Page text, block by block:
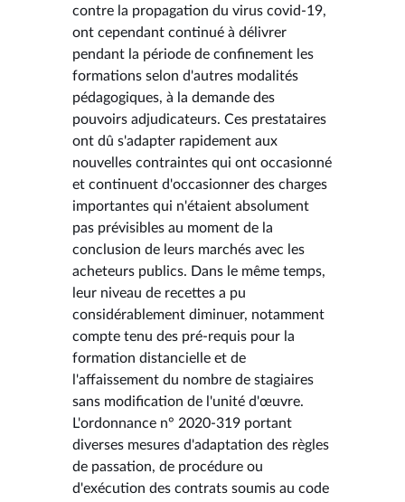
contre la propagation du virus covid-19,
ont cependant continué à délivrer
pendant la période de confinement les
formations selon d'autres modalités
pédagogiques, à la demande des
pouvoirs adjudicateurs. Ces prestataires
ont dû s'adapter rapidement aux
nouvelles contraintes qui ont occasionné
et continuent d'occasionner des charges
importantes qui n'étaient absolument
pas prévisibles au moment de la
conclusion de leurs marchés avec les
acheteurs publics. Dans le même temps,
leur niveau de recettes a pu
considérablement diminuer, notamment
compte tenu des pré-requis pour la
formation distancielle et de
l'affaissement du nombre de stagiaires
sans modification de l'unité d'œuvre.
L'ordonnance n° 2020-319 portant
diverses mesures d'adaptation des règles
de passation, de procédure ou
d'exécution des contrats soumis au code